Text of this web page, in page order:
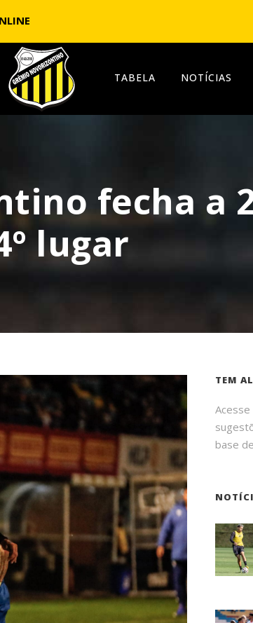
TABELA NOTÍCIAS
fecha a
lugar
TEM
base